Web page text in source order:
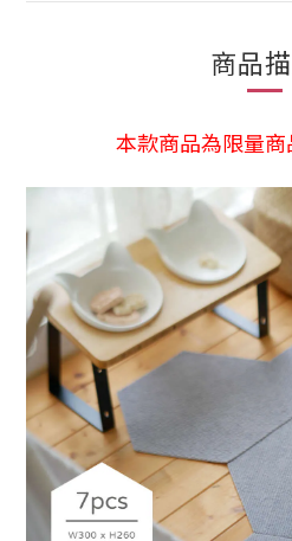
商品
本款商品為限量